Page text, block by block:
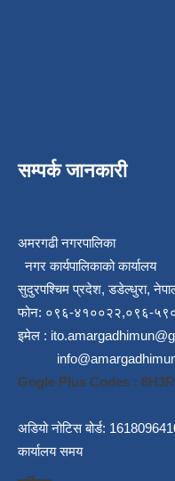
सम्पर्क जानकारी
अमरगढी नगरपालिका
नगर कार्यपालिकाको कार्यालय
सुदुरपश्चिम प्रदेश, डडेल्धुरा,
फोन: ०९६-४१००२२,०९६-
इमेल :
Gogle Plus Codes :
अडियो नोटिस बोर्ड:
कार्यालय समय